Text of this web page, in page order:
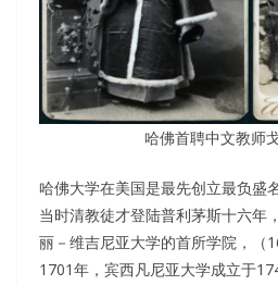
哈佛首聘中文教师
哈佛大学在美国是最先创立最负盛
当时清教徒才登陆普利茅斯十六年
丽－维吉尼亚大学的首所学院，（
1701年，宾西凡尼亚大学成立于